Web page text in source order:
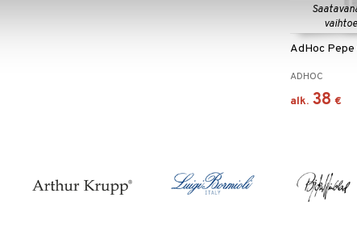
AdHoc Pepe
ADHOC
alk. 38 €